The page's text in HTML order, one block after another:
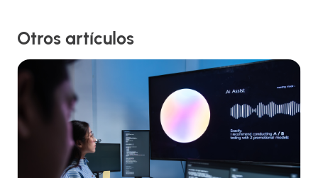
Otros artículos